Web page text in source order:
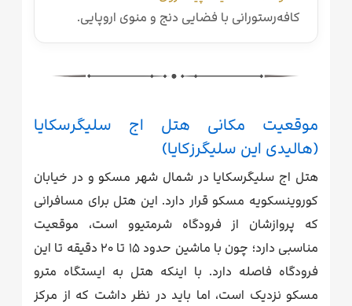
کافه‌رستورانی با فضایی دنج و منوی اروپایی.
موقعیت مکانی هتل اج سلیگرسکایا
(هالیدی این سلیگرزکایا)
هتل اج سلیگرسکایا در شمال شهر مسکو و در خیابان
کوروینسکویه مسکو قرار دارد. این هتل برای مسافرانی
که پروازشان از فرودگاه شرمتیوو است، موقعیت
مناسبی دارد؛ چون با ماشین حدود ۱۵ تا ۲۰ دقیقه تا این
فرودگاه فاصله دارد. با اینکه هتل به ایستگاه مترو
مسکو نزدیک است، اما باید در نظر داشت که از مرکز